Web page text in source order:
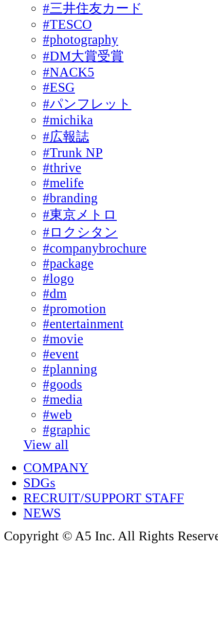
#三井住友カード
#TESCO
#photography
#DM大賞受賞
#NACK5
#ESG
#パンフレット
#michika
#広報誌
#Trunk NP
#thrive
#melife
#branding
#東京メトロ
#ロクシタン
#companybrochure
#package
#logo
#dm
#promotion
#entertainment
#movie
#event
#planning
#goods
#media
#web
#graphic
View all
COMPANY
SDGs
RECRUIT/SUPPORT STAFF
NEWS
Copyright © A5 Inc. All Rights